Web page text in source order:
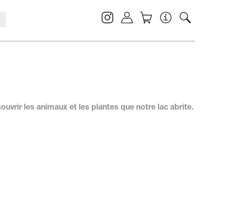
les animaux et les plantes que notre lac abrite.